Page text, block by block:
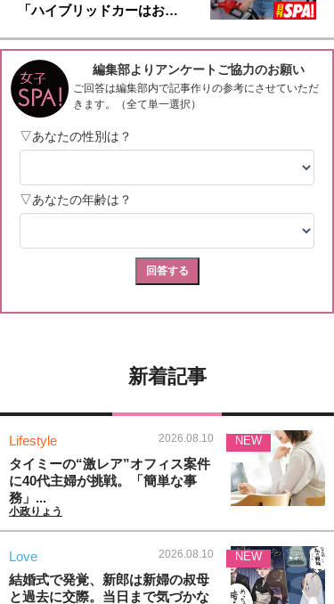
「ハイブリッドカーはお…
新着記事
Lifestyle 2026.08.10
タイミーの“激レア”オフィス案件
に40代主婦が挑戦。「簡単な事
務」...
小政りょう
NEW
Love 2026.08.10
結婚式で発覚、新郎は新婦の叔母
と過去に交際。当日まで気づかな
NEW